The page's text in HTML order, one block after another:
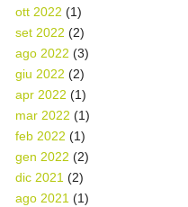
ott 2022 (1)
set 2022 (2)
ago 2022 (3)
giu 2022 (2)
apr 2022 (1)
mar 2022 (1)
feb 2022 (1)
gen 2022 (2)
dic 2021 (2)
ago 2021 (1)